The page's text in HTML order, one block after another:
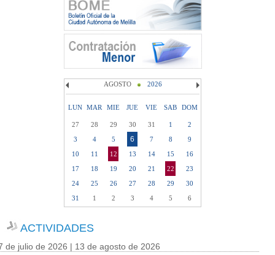
AGOSTO 2026
LUN MAR MIE JUE VIE SAB DOM
27 28 29 30 31 1
2
3
4 5 6 7 8
9
10
11 12 13 14 15
16
17
18 19 20 21 22
23
24
25 26 27 28 29
30
31
1 2 3 4 5 6
ACTIVIDADES
de julio de 2026 | 13 de agosto de 2026